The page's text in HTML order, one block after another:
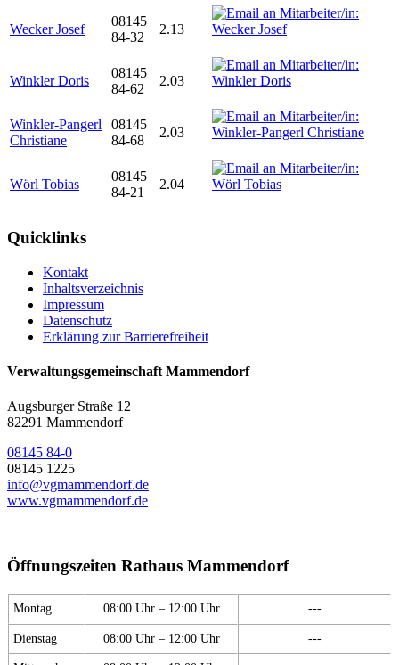
Wecker Josef
08145
84-32
2.13
Winkler Doris
08145
84-62
2.03
Winkler-Pangerl
Christiane
08145
84-68
2.03
Wörl Tobias
08145
84-21
2.04
Quicklinks
Kontakt
Inhaltsverzeichnis
Impressum
Datenschutz
Erklärung zur Barrierefreiheit
Verwaltungsgemeinschaft Mammendorf
Augsburger Straße 12
82291 Mammendorf
08145 84-0
08145 1225
info@vgmammendorf.de
www.vgmammendorf.de
Öffnungszeiten Rathaus Mammendorf
Montag 08:00 Uhr – 12:00 Uhr ---
Dienstag 08:00 Uhr – 12:00 Uhr ---